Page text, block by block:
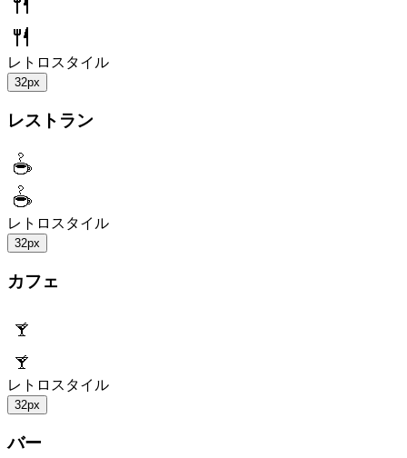
レトロスタイル
32px
レストラン
レトロスタイル
32px
カフェ
レトロスタイル
32px
バー